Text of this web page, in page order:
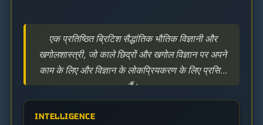
एक प्रतिष्ठित ब्रिटिश सैद्धांतिक भौतिक विज्ञानी और
खगोलशास्त्री, जो काले छिद्रों और खगोल विज्ञान पर अपने
काम के लिए और विज्ञान के लोकप्रियकरण के लिए प्रसिद्ध
हैं।
INTELLIGENCE